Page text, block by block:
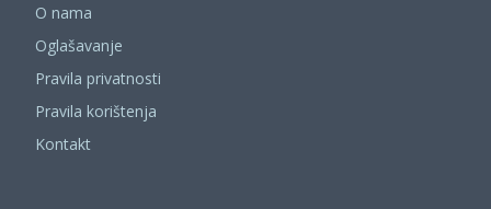
O nama
Oglašavanje
Pravila privatnosti
Pravila korištenja
Kontakt